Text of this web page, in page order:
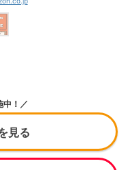
中！／
見る